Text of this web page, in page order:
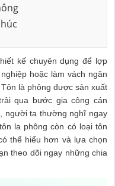
kế chuyên dụng để lợp
hoặc làm vách ngăn
là phông được sản xuất
qua bước gia công cán
người ta thường nghĩ ngay
la phông còn có loại tôn
thể hiểu hơn và lựa chọn
theo dõi ngay những chia